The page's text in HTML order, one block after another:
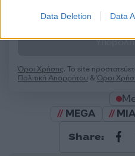
Data Deletion Data
Υποβολή
Όροι Χρήσης. Το site
Πολιτική Απορρήτου &Όροι
MEGA
Share: